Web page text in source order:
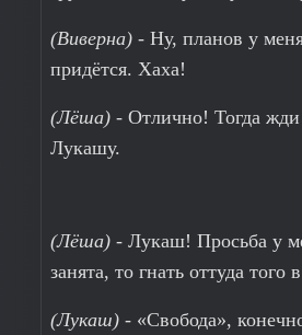
(Виверна) - Ну, планов у
придётся. Хаха!
(Лёша) - Отлично! Тогда жди
Лукашу.
(Лёша) - Лукаш! Просьба у
занята, то гнать оттуда
(Лукаш) - «Свобода»,